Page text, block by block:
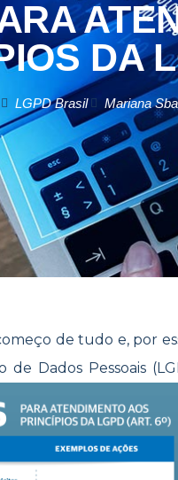
DA
LGPD Brasil Mariana
de tudo e, por
Dados Pessoais